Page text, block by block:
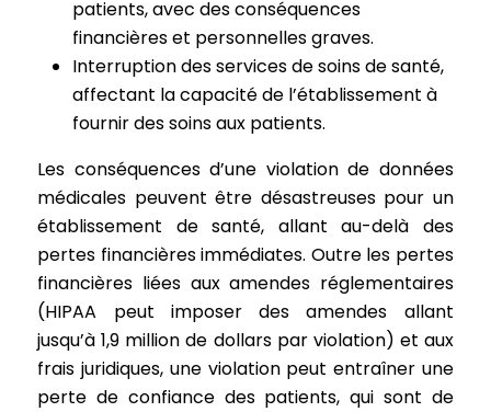
patients, avec des conséquences
financières et personnelles graves.
Interruption des services de soins de santé,
affectant la capacité de l’établissement à
fournir des soins aux patients.
Les conséquences d’une violation de données
médicales peuvent être désastreuses pour un
établissement de santé, allant au-delà des
pertes financières immédiates. Outre les pertes
financières liées aux amendes réglementaires
(HIPAA peut imposer des amendes allant
jusqu’à 1,9 million de dollars par violation) et aux
frais juridiques, une violation peut entraîner une
perte de confiance des patients, qui sont de